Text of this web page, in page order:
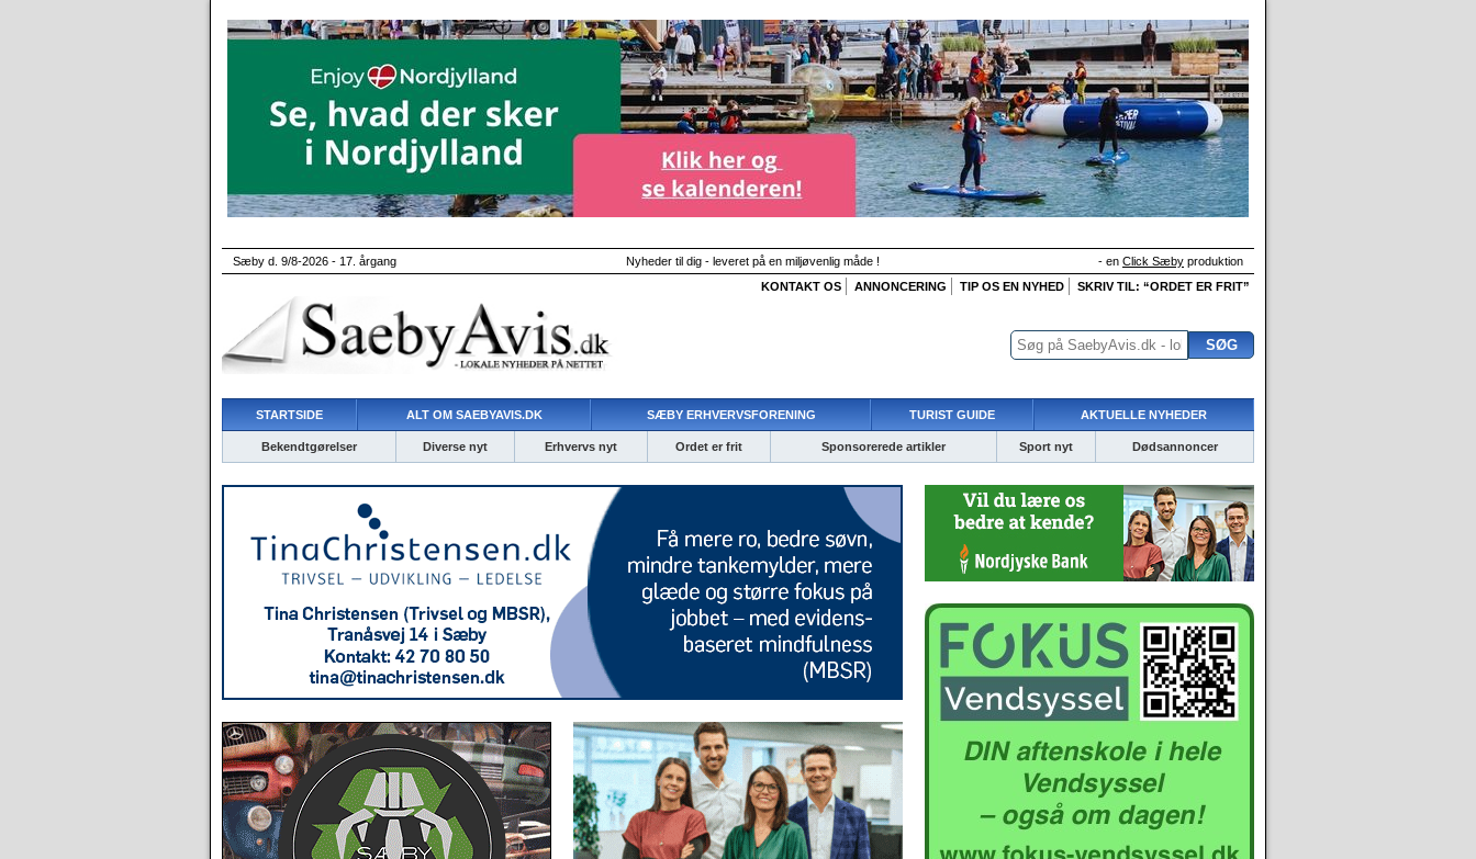
Sæby d. 9/8-2026 - 17. årgang Nyheder til dig - leveret på en miljøvenlig måde ! - en Click Sæby produktion
KONTAKT OS
ANNONCERING TIP OS EN NYHED SKRIV TIL: “ORDET ER FRIT”
STARTSIDE ALT OM SAEBYAVIS.DK SÆBY ERHVERVSFORENING TURIST GUIDE AKTUELLE NYHEDER
Bekendtgørelser Diverse nyt Erhvervs nyt Ordet er frit Sponsorerede artikler Sport nyt Dødsannoncer